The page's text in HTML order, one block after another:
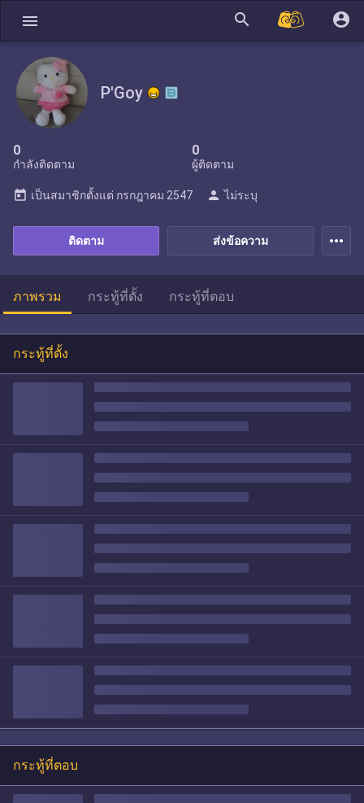
menu search account_circle
P'Goy
0
กำลังติดตาม
0
ผู้ติดตาม
ส่งข้อความ
ติดตาม
today เป็นสมาชิกตั้งแต่ กรกฎาคม 2547 person ไม่ระบุ
more_horiz
ภาพรวม กระทู้ที่ตั้ง กระทู้ที่ตอบ
กระทู้ที่ตั้ง
กระทู้ที่ตอบ